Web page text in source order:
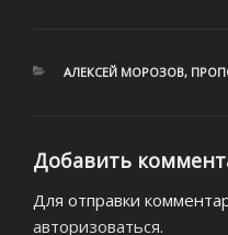
РУБРИКИ
АЛЕКСЕЙ МОРОЗОВ,
Добавить
Для отправки
авторизоваться.